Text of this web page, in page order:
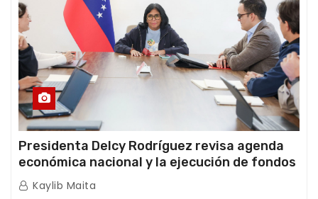
Presidenta Delcy Rodríguez revisa agenda
económica nacional y la ejecución de fondos
de emergencia post-sismos
Kaylib Maita